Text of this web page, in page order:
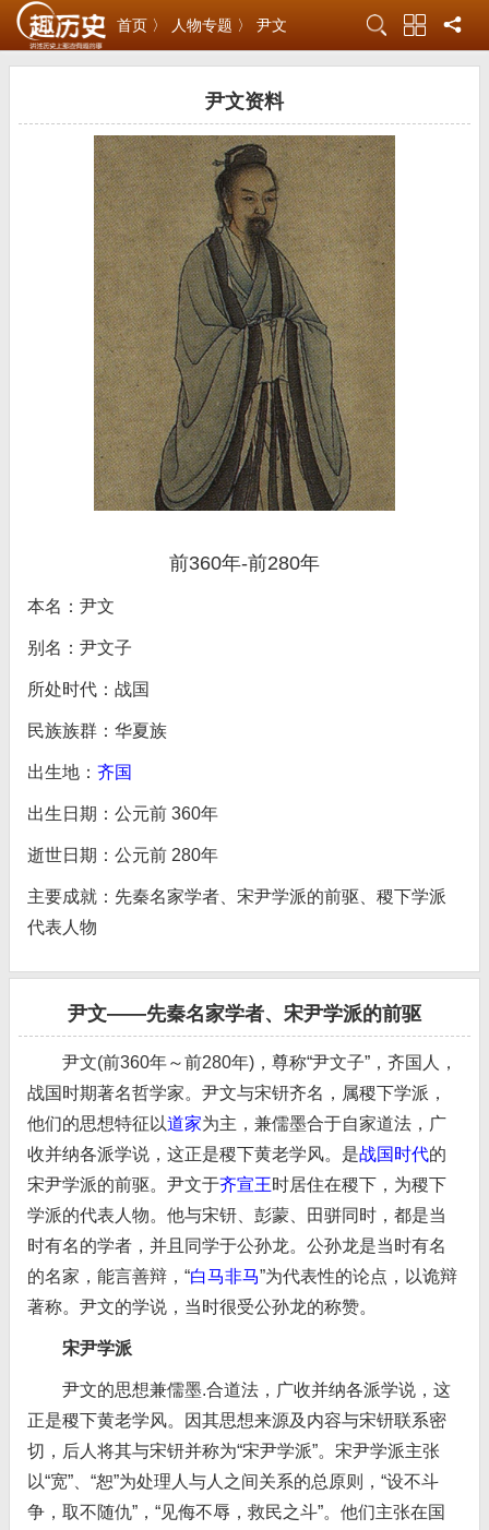
首页 〉 人物专题 〉 尹文
尹文资料
前360年-前280年
本名：尹文
别名：尹文子
所处时代：战国
民族族群：华夏族
出生地： 齐国
出生日期：公元前 360年
逝世日期：公元前 280年
主要成就：先秦名家学者、宋尹学派的前驱、稷下学派
代表人物
尹文——先秦名家学者、宋尹学派的前驱
尹文(前360年～前280年)，尊称“尹文子”，齐国人，
战国时期著名哲学家。尹文与宋钘齐名，属稷下学派，
他们的思想特征以道家为主，兼儒墨合于自家道法，广
收并纳各派学说，这正是稷下黄老学风。是战国时代的
宋尹学派的前驱。尹文于齐宣王时居住在稷下，为稷下
学派的代表人物。他与宋钘、彭蒙、田骈同时，都是当
时有名的学者，并且同学于公孙龙。公孙龙是当时有名
的名家，能言善辩，“白马非马”为代表性的论点，以诡辩
著称。尹文的学说，当时很受公孙龙的称赞。
宋尹学派
尹文的思想兼儒墨.合道法，广收并纳各派学说，这
正是稷下黄老学风。因其思想来源及内容与宋钘联系密
切，后人将其与宋钘并称为“宋尹学派”。宋尹学派主张
以“宽”、“恕”为处理人与人之间关系的总原则，“设不斗
争，取不随仇”，“见侮不辱，救民之斗”。他们主张在国